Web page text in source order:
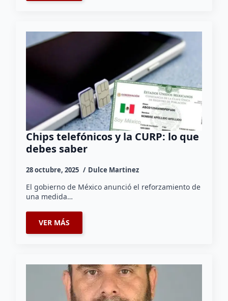
Chips telefónicos y la CURP: lo que
debes saber
28 octubre, 2025 Dulce Martinez
El gobierno de México anunció el reforzamiento de
una medida…
VER MÁS